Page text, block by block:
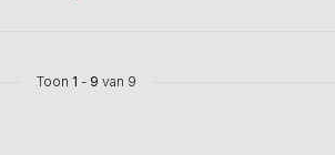
Toon 1 - 9 van 9